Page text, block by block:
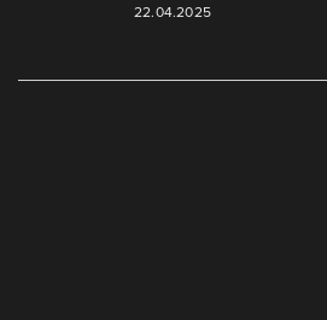
22.04.2025